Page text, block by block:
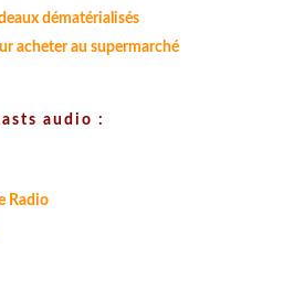
dématérialisés
acheter au supermarché
audio :
Radio